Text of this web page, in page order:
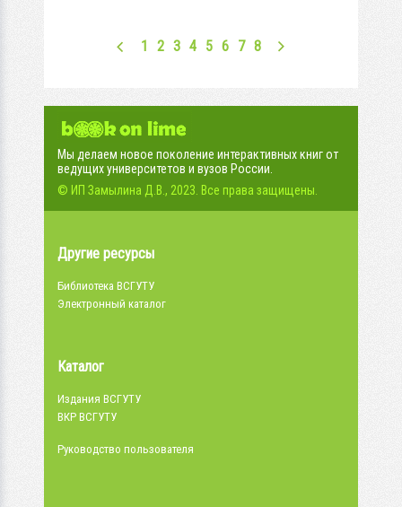
1
2 3 4 5 6 7 8
Мы делаем новое поколение интерактивных книг от
ведущих университетов и вузов России.
© ИП Замылина Д.В., 2023. Все права защищены.
Другие ресурсы
Библиотека ВСГУТУ
Электронный каталог
Каталог
Издания ВСГУТУ
ВКР ВСГУТУ
Руководство пользователя